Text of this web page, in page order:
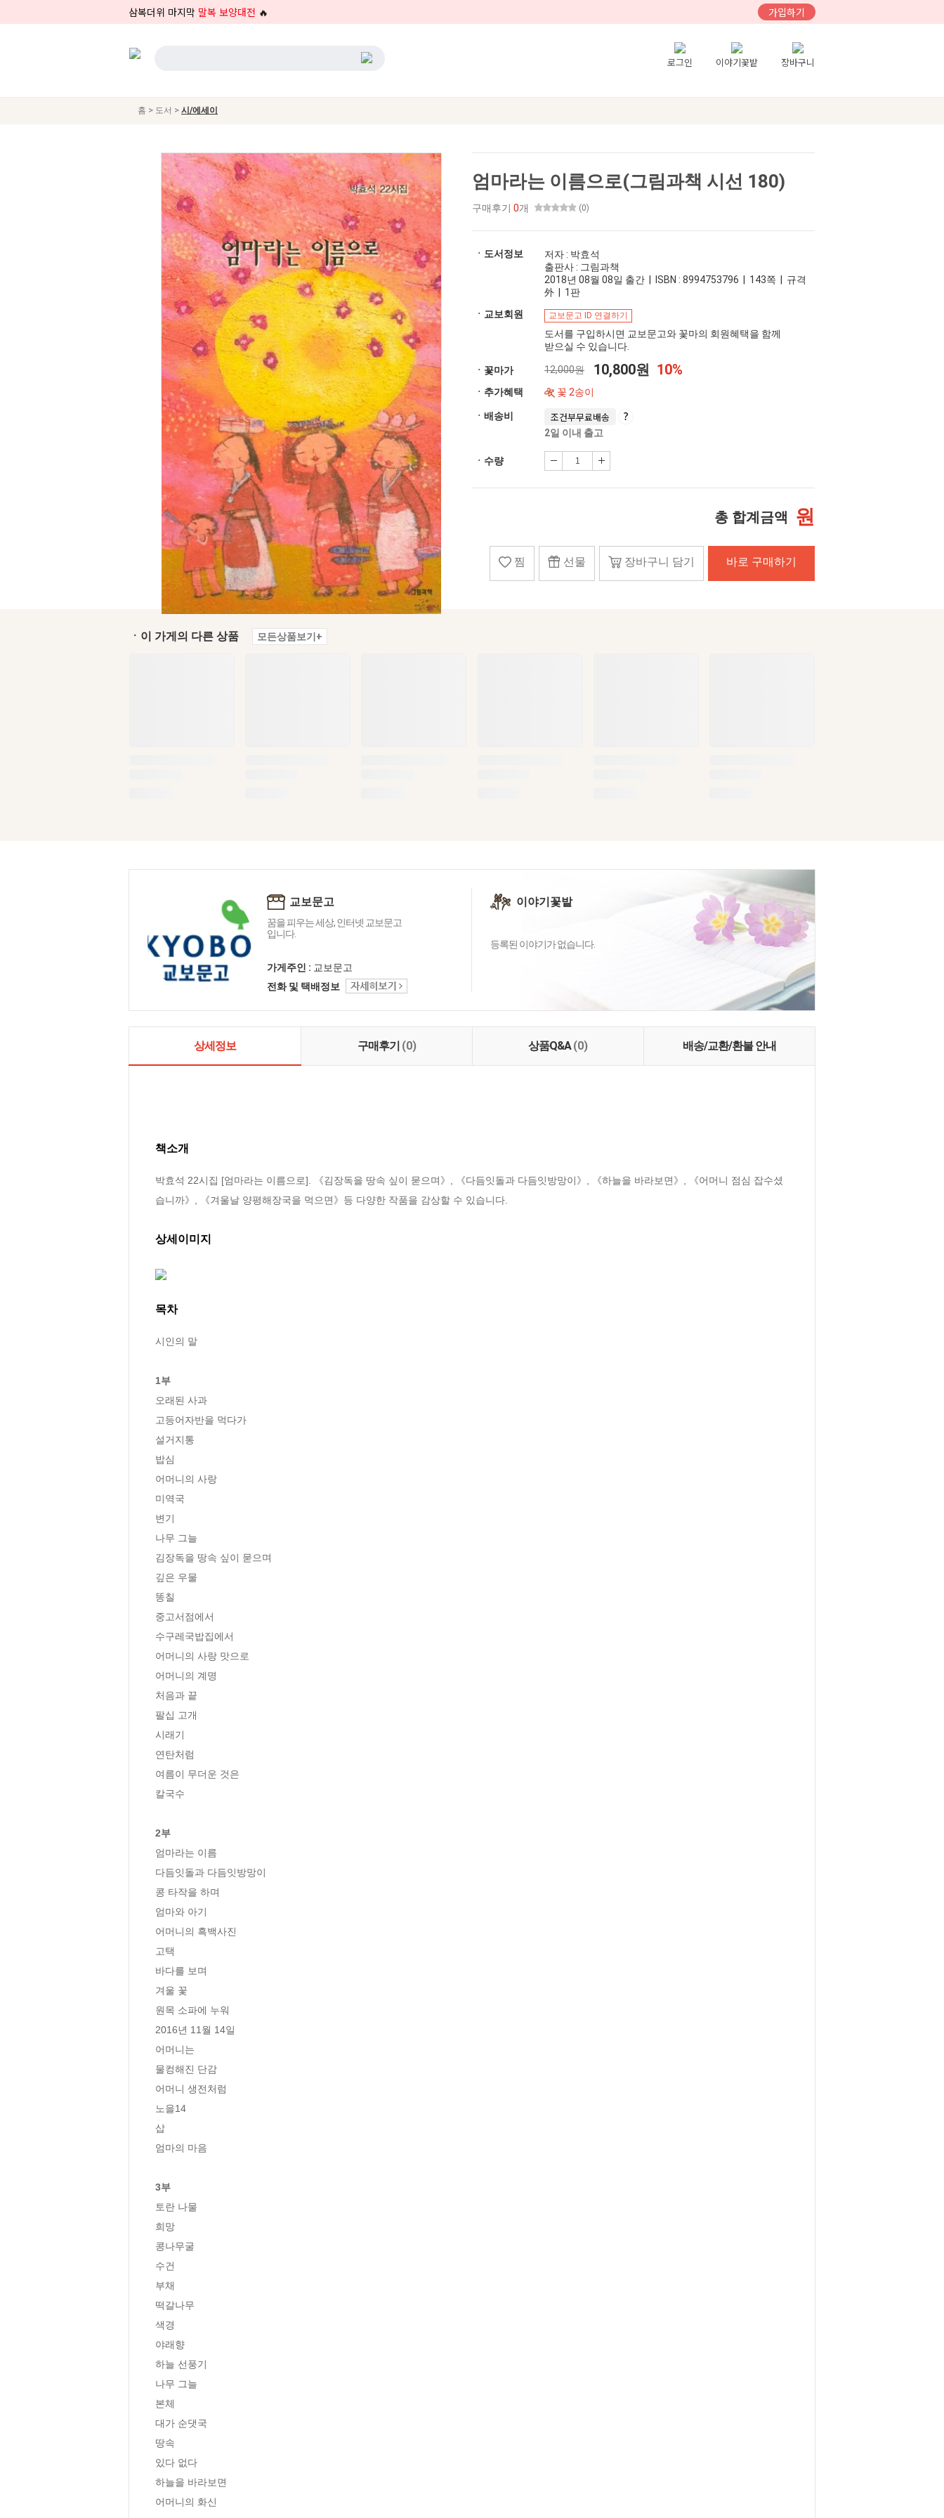
삼복더위 마지막 말복 보양대전 🔥 가입하기
로그인 이야기꽃밭 장바구니
홈 > 도서 > 시/에세이
엄마라는 이름으로(그림과책 시선 180)
구매후기 0개 (0)
ㆍ도서정보
저자 : 박효석
출판사 : 그림과책
2018년 08월 08일 출간 | ISBN : 8994753796 | 143쪽 | 규격
外 | 1판
ㆍ교보회원
교보문고 ID 연결하기
도서를 구입하시면 교보문고와 꽃마의 회원혜택을 함께
받으실 수 있습니다.
ㆍ꽃마가 12,000원 10,800원 10%
ㆍ추가혜택 꽃 2송이
ㆍ배송비 조건부무료배송
2일 이내 출고
ㆍ수량
총 합계금액 원
찜 선물 장바구니 담기 바로 구매하기
ㆍ이 가게의 다른 상품 모든상품보기+
교보문고
꿈을 피우는 세상, 인터넷 교보문고
입니다.
가게주인 : 교보문고
전화 및 택배정보
이야기꽃밭
등록된 이야기가 없습니다.
상세정보 구매후기 (0) 상품Q&A(0) 배송/교환/환불 안내
책소개
박효석 22시집 [엄마라는 이름으로]. 《김장독을 땅속 싶이 묻으며》, 《다듬잇돌과 다듬잇방망이》, 《하늘을 바라보면》, 《어머니 점심 잡수셨
습니까》, 《겨울날 양평해장국을 먹으면》등 다양한 작품을 감상할 수 있습니다.
상세이미지
목차
시인의 말
1부
오래된 사과
고등어자반을 먹다가
설거지통
밥심
어머니의 사랑
미역국
변기
나무 그늘
김장독을 땅속 싶이 묻으며
깊은 우물
똥칠
중고서점에서
수구레국밥집에서
어머니의 사랑 맛으로
어머니의 계명
처음과 끝
팔십 고개
시래기
연탄처럼
여름이 무더운 것은
칼국수
2부
엄마라는 이름
다듬잇돌과 다듬잇방망이
콩 타작을 하며
엄마와 아기
어머니의 흑백사진
고택
바다를 보며
겨울 꽃
원목 소파에 누워
2016년 11월 14일
어머니는
물컹해진 단감
어머니 생전처럼
노을14
삽
엄마의 마음
3부
토란 나물
희망
콩나무굴
수건
부채
떡갈나무
색경
야래향
하늘 선풍기
나무 그늘
본체
대가 순댓국
땅속
있다 없다
하늘을 바라보면
어머니의 화신